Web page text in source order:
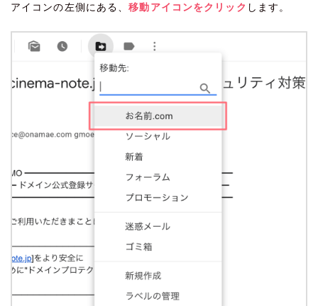
アイコンの左側にある、移動アイコンをクリック します。